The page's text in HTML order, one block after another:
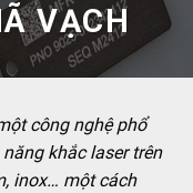
VẠCH
công nghệ phổ
khắc laser trên
inox… một cách